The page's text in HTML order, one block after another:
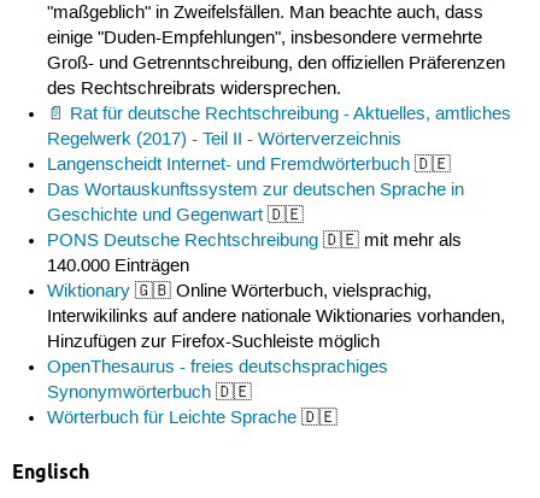
"maßgeblich" in Zweifelsfällen. Man beachte auch, dass
einige "Duden-Empfehlungen", insbesondere vermehrte
Groß- und Getrenntschreibung, den offiziellen Präferenzen
des Rechtschreibrats widersprechen.
Rat für deutsche Rechtschreibung - Aktuelles, amtliches
Regelwerk (2017) - Teil II - Wörterverzeichnis
Langenscheidt Internet- und Fremdwörterbuch 🇩🇪
Das Wortauskunftssystem zur deutschen Sprache in
Geschichte und Gegenwart 🇩🇪
PONS Deutsche Rechtschreibung 🇩🇪 mit mehr als
140.000 Einträgen
Wiktionary 🇬🇧 Online Wörterbuch, vielsprachig,
Interwikilinks auf andere nationale Wiktionaries vorhanden,
Hinzufügen zur Firefox-Suchleiste möglich
OpenThesaurus - freies deutschsprachiges
Synonymwörterbuch 🇩🇪
Wörterbuch für Leichte Sprache 🇩🇪
Englisch